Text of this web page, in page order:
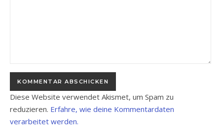
Diese Website verwendet Akismet, um Spam zu
reduzieren. Erfahre, wie deine Kommentardaten
verarbeitet werden.